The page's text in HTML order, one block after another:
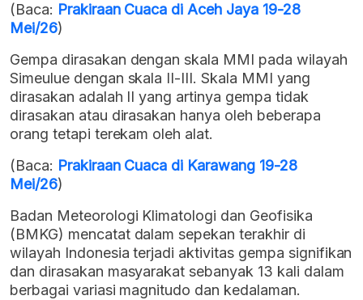
(Baca: Prakiraan Cuaca di Aceh Jaya 19-28
Mei/26)
Gempa dirasakan dengan skala MMI pada wilayah
Simeulue dengan skala II-III. Skala MMI yang
dirasakan adalah II yang artinya gempa tidak
dirasakan atau dirasakan hanya oleh beberapa
orang tetapi terekam oleh alat.
(Baca: Prakiraan Cuaca di Karawang 19-28
Mei/26)
Badan Meteorologi Klimatologi dan Geofisika
(BMKG) mencatat dalam sepekan terakhir di
wilayah Indonesia terjadi aktivitas gempa signifikan
dan dirasakan masyarakat sebanyak 13 kali dalam
berbagai variasi magnitudo dan kedalaman.